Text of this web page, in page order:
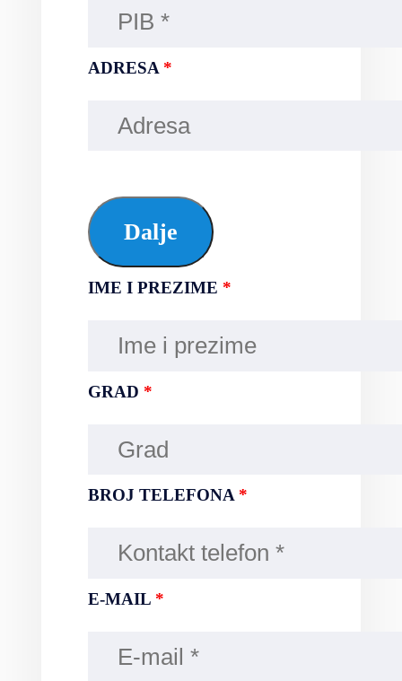
ADRESA *
Dalje
IME I PREZIME *
GRAD *
BROJ TELEFONA *
E-MAIL *